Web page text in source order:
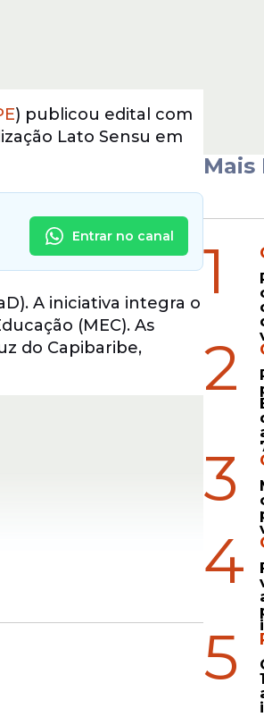
) publicou edital com
Lato Sensu em
Entrar no canal
A iniciativa integra o
(MEC). As
do Capibaribe,
quinzenal,
atividades
Mais
1
2
3
4
5